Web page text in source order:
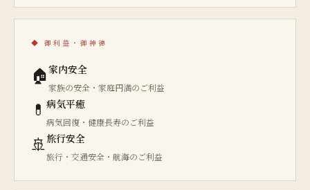
◆ 御利益・御神徳
🏠家内安全
家族の安全・家庭円満のご利益
💊 病気平癒
病気回復・健康長寿のご利益
🚢 旅行安全
旅行・交通安全・航海のご利益